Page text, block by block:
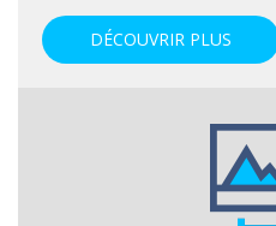
DÉCOUVRIR PLUS